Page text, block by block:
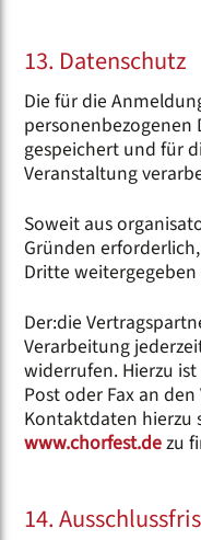
13. Datenschutz
Die für die
gespeichert und für
Veranstaltung
Soweit aus
Gründen
Dritte
Der:die
Verarbeitung
widerrufen. Hierzu
Post oder Fax an
Kontaktdaten hierzu
www.chorfest.dezu
14.